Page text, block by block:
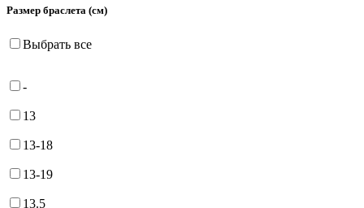
Размер браслета (см)
Выбрать все
-
13
13-18
13-19
13.5